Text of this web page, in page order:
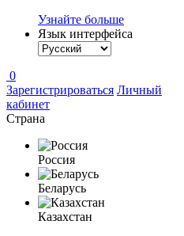
Узнайте больше
Язык интерфейса
0
Зарегистрироваться Личный
кабинет
Страна
Россия
Беларусь
Казахстан